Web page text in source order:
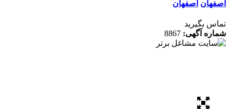
اصفهان
بگیرید
آگهی:8867